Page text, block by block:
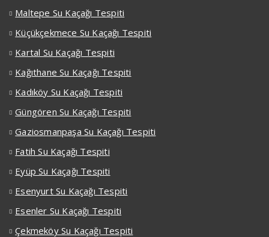
Maltepe Su Kaçağı Tespiti
Küçükçekmece Su Kaçağı Tespiti
Kartal Su Kaçağı Tespiti
Kağıthane Su Kaçağı Tespiti
Kadıköy Su Kaçağı Tespiti
Güngören Su Kaçağı Tespiti
Gaziosmanpaşa Su Kaçağı Tespiti
Fatih Su Kaçağı Tespiti
Eyüp Su Kaçağı Tespiti
Esenyurt Su Kaçağı Tespiti
Esenler Su Kaçağı Tespiti
Çekmeköy Su Kaçağı Tespiti